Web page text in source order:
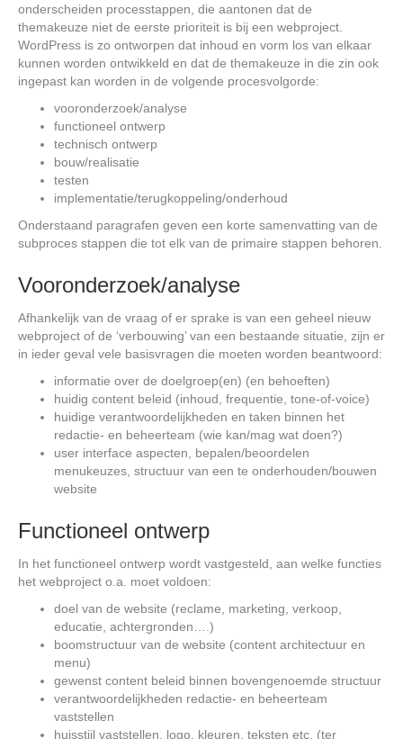
onderscheiden processtappen, die aantonen dat de
themakeuze niet de eerste prioriteit is bij een webproject.
WordPress is zo ontworpen dat inhoud en vorm los van elkaar
kunnen worden ontwikkeld en dat de themakeuze in die zin ook
ingepast kan worden in de volgende procesvolgorde:
vooronderzoek/analyse
functioneel ontwerp
technisch ontwerp
bouw/realisatie
testen
implementatie/terugkoppeling/onderhoud
Onderstaand paragrafen geven een korte samenvatting van de
subproces stappen die tot elk van de primaire stappen behoren.
Vooronderzoek/analyse
Afhankelijk van de vraag of er sprake is van een geheel nieuw
webproject of de ‘verbouwing’ van een bestaande situatie, zijn er
in ieder geval vele basisvragen die moeten worden beantwoord:
informatie over de doelgroep(en) (en behoeften)
huidig content beleid (inhoud, frequentie, tone-of-voice)
huidige verantwoordelijkheden en taken binnen het
redactie- en beheerteam (wie kan/mag wat doen?)
user interface aspecten, bepalen/beoordelen
menukeuzes, structuur van een te onderhouden/bouwen
website
Functioneel ontwerp
In het functioneel ontwerp wordt vastgesteld, aan welke functies
het webproject o.a. moet voldoen:
doel van de website (reclame, marketing, verkoop,
educatie, achtergronden….)
boomstructuur van de website (content architectuur en
menu)
gewenst content beleid binnen bovengenoemde structuur
verantwoordelijkheden redactie- en beheerteam
vaststellen
huisstijl vaststellen, logo, kleuren, teksten etc. (ter